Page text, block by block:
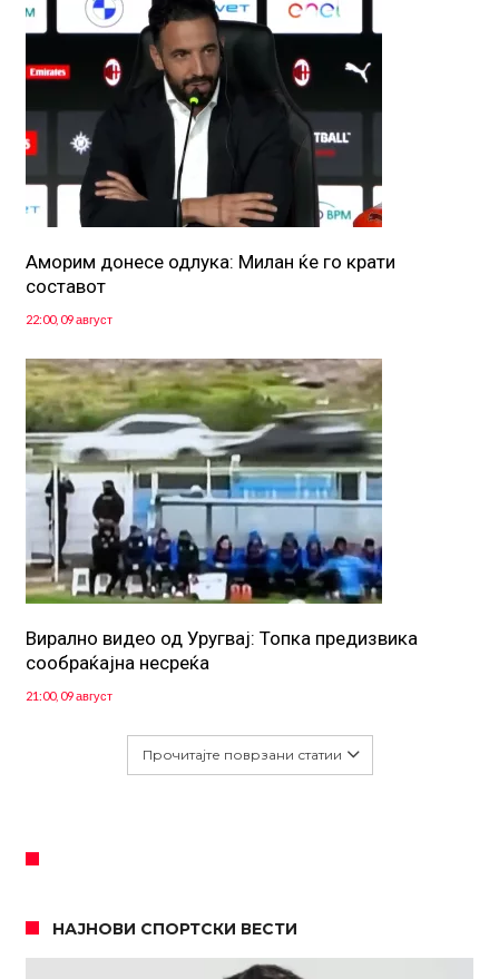
Аморим донесе одлука: Милан ќе го крати
составот
22:00, 09 август
Вирално видео од Уругвај: Топка предизвика
сообраќајна несреќа
21:00, 09 август
Прочитајте поврзани статии
НАЈНОВИ СПОРТСКИ ВЕСТИ